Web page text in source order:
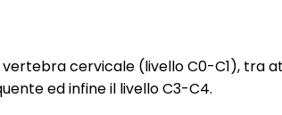
cervicale (livello C0-C1), tra
ed infine il livello C3-C4.